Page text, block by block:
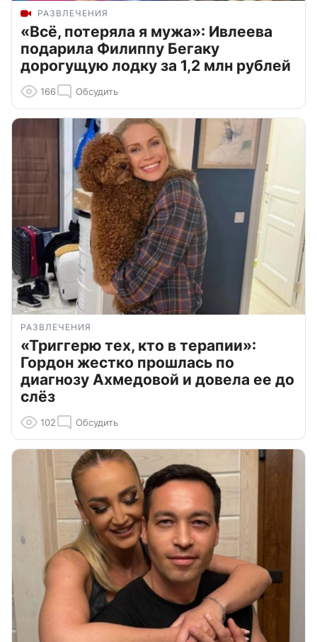
РАЗВЛЕЧЕНИЯ
«Всё, потеряла я мужа»: Ивлеева
подарила Филиппу Бегаку
дорогущую лодку за 1,2 млн рублей
166 Обсудить
РАЗВЛЕЧЕНИЯ
«Триггерю тех, кто в терапии»:
Гордон жестко прошлась по
диагнозу Ахмедовой и довела ее до
слёз
102 Обсудить